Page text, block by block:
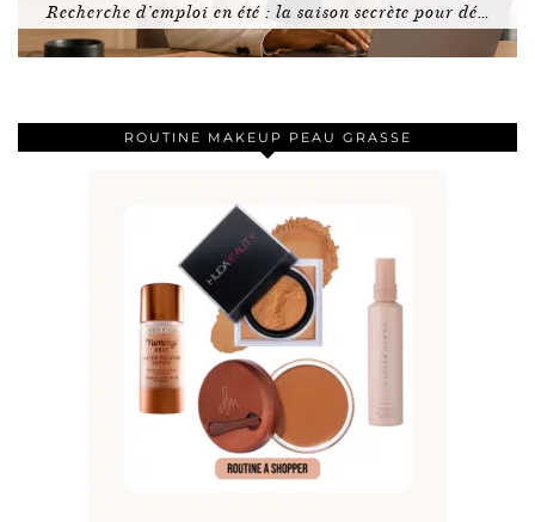
Recherche d’emploi en été : la saison secrète pour dé…
ROUTINE MAKEUP PEAU GRASSE